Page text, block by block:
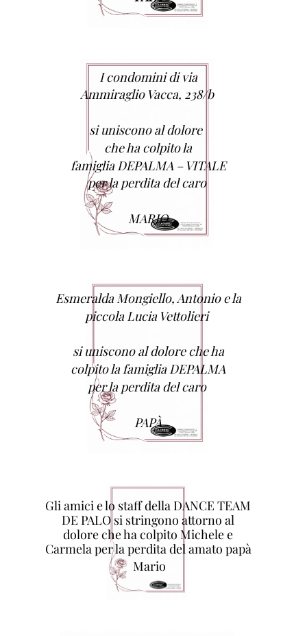
I condomini di via
Ammiraglio Vacca, 238/b
si uniscono al dolore
che ha colpito la
famiglia DEPALMA – VITALE
per la perdita del caro
MARIO
Esmeralda Mongiello, Antonio e la
piccola Lucia Vettolieri
si uniscono al dolore che ha
colpito la famiglia DEPALMA
per la perdita del caro
PAPÀ
Gli amici e lo staff della DANCE TEAM
DE PALO si stringono attorno al
dolore che ha colpito Michele e
Carmela per la perdita del amato papà
Mario